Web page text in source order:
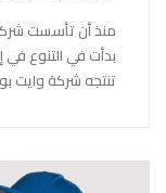
منذ أن تأسست شركة
بدأت في التنوع في
تنتجه شركة وايت